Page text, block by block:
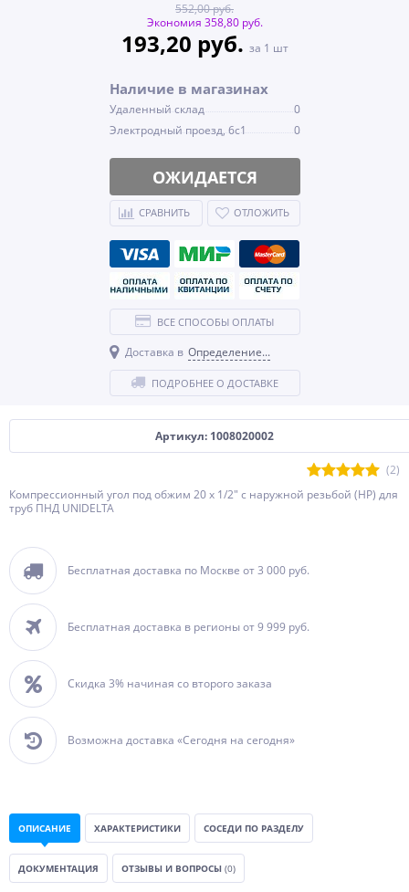
Артикул: 1008020002
(2)
Компрессионный угол под обжим 20 x 1/2" с наружной резьбой (НР) для
труб ПНД UNIDELTA
Бесплатная доставка по Москве от 3 000 руб.
Бесплатная доставка в регионы от 9 999 руб.
Скидка 3% начиная со второго заказа
Возможна доставка «Сегодня на сегодня»
552,00 руб.
Экономия 358,80 руб.
193,20 руб. за 1 шт
Наличие в магазинах
Удаленный склад
0
Электродный проезд, 6с1
0
ОЖИДАЕТСЯ
СРАВНИТЬ ОТЛОЖИТЬ
ВСЕ СПОСОБЫ ОПЛАТЫ
Доставка в Определение...
ПОДРОБНЕЕ О ДОСТАВКЕ
ОПИСАНИЕ ХАРАКТЕРИСТИКИ СОСЕДИ ПО РАЗДЕЛУ
ДОКУМЕНТАЦИЯ ОТЗЫВЫ И ВОПРОСЫ (0)